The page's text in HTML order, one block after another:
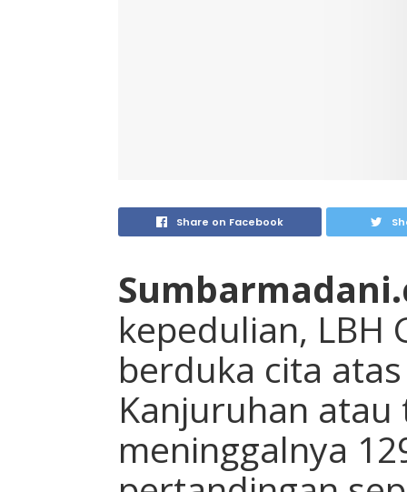
Share on Facebook
kepedulian, LBH
berduka cita
Kanjuruhan
meninggalnya